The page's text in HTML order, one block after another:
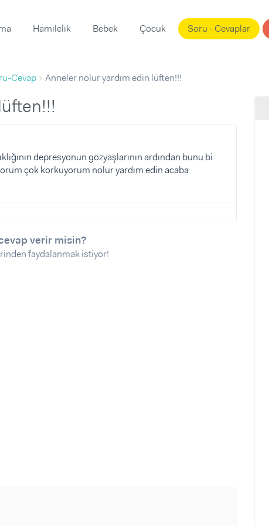
Hamilelik Bebek Çocuk Soru - Cevaplar
Cevap Anneler nolur yardım edin lüften!!!
depresyonun gözyaşlarının ardından bunu bi
çok korkuyorum nolur yardım edin acaba
verir misin?
faydalanmak istiyor!